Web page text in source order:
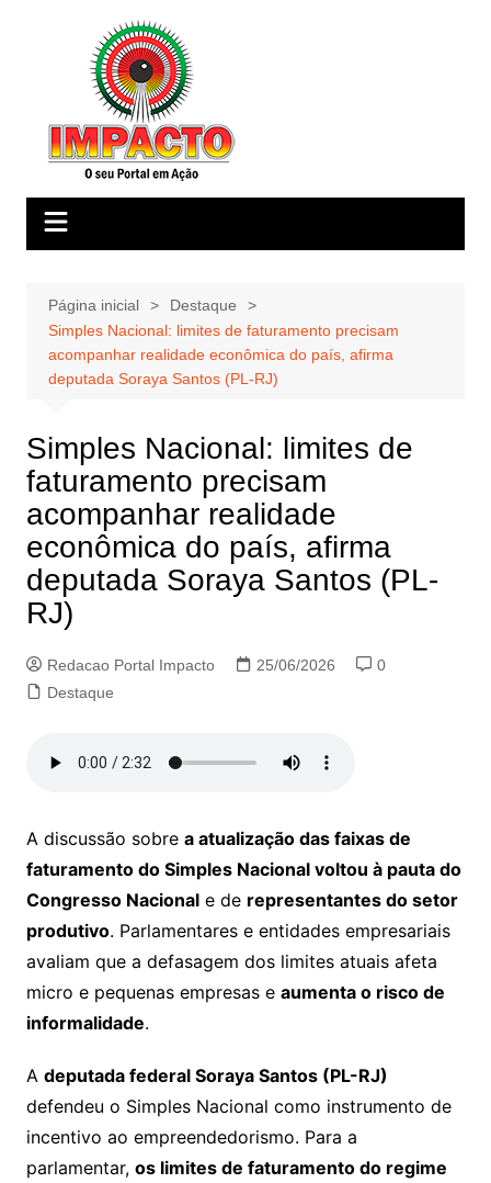
Página inicial
Destaque
Simples Nacional: limites de faturamento precisam
acompanhar realidade econômica do país, afirma
deputada Soraya Santos (PL-RJ)
Simples Nacional: limites de
faturamento precisam
acompanhar realidade
econômica do país, afirma
deputada Soraya Santos (PL-
RJ)
Redacao Portal Impacto 25/06/2026
0
Destaque
A discussão sobre a atualização das faixas de
faturamento do Simples Nacional voltou à pauta do
Congresso Nacionale de representantes do setor
produtivo. Parlamentares e entidades empresariais
avaliam que a defasagem dos limites atuais afeta
micro e pequenas empresas e aumenta o risco de
informalidade.
A deputada federal Soraya Santos (PL-RJ)
defendeu o Simples Nacional como instrumento de
incentivo ao empreendedorismo. Para a
parlamentar, os limites de faturamento do regime